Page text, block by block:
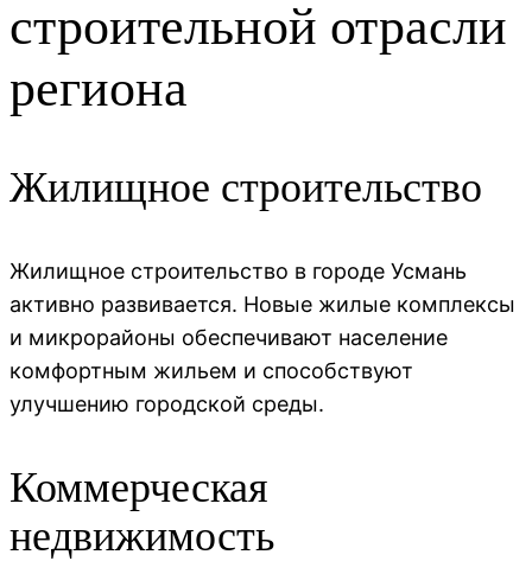
строительной отрасли
региона
Жилищное строительство
Жилищное строительство в городе Усмань
активно развивается. Новые жилые комплексы
и микрорайоны обеспечивают население
комфортным жильем и способствуют
улучшению городской среды.
Коммерческая
недвижимость